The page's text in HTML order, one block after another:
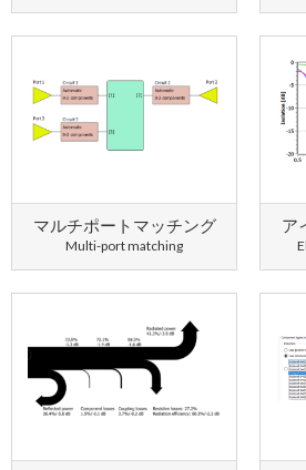
マルチポートマッチング
Multi-port matching
ア